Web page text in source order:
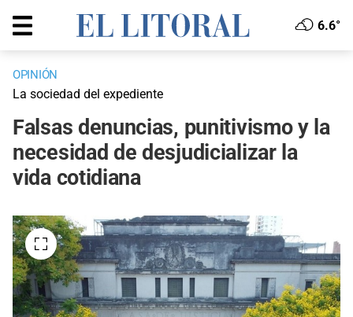
6.6°
OPINIÓN
La sociedad del expediente
Falsas denuncias, punitivismo y la
necesidad de desjudicializar la
vida cotidiana